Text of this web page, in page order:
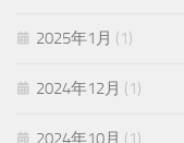
2025年1月 (1)
2024年12月 (1)
2024年10月 (1)